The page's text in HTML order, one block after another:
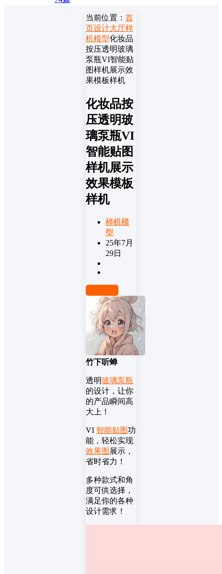
当前位置： 首
页设计大厅样
机模型化妆品
按压透明玻璃
泵瓶VI智能贴
图样机展示效
果模板样机
化妆品按
压透明玻
璃泵瓶VI
智能贴图
样机展示
效果模板
样机
样机模
型
25年7月
29日
竹下听蝉
透明玻璃泵瓶
的设计，让你
的产品瞬间高
大上！
VI 智能贴图功
能，轻松实现
效果图 展示，
省时省力！
多种款式和角
度可供选择，
满足你的各种
设计需求！